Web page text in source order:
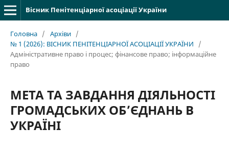
Вісник Пенітенціарної асоціації України
Головна / Архіви /
№ 1 (2026): ВІСНИК ПЕНІТЕНЦІАРНОЇ АСОЦІАЦІЇ УКРАЇНИ
/
Адміністративне право і процес; фінансове право; інформаційне
право
МЕТА ТА ЗАВДАННЯ ДІЯЛЬНОСТІ
ГРОМАДСЬКИХ ОБ’ЄДНАНЬ В
УКРАЇНІ